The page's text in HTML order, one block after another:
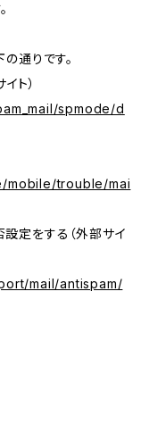
通りです。
ト）
spmode/d
mobile/trouble/mai
定をする（外部サイ
mail/antispam/